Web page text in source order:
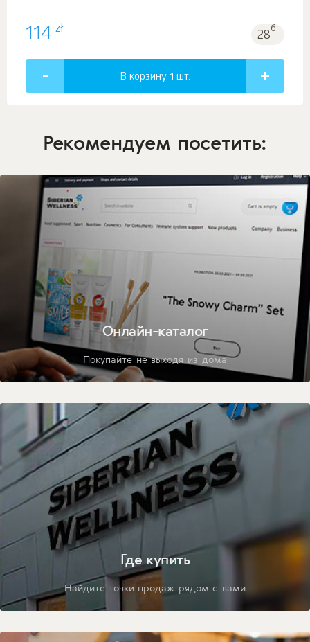
114 zł 28б.
В корзину 1 шт.
Рекомендуем посетить:
Онлайн-каталог
Покупайте не выходя из дома
Где купить
Найдите точки продаж рядом с вами